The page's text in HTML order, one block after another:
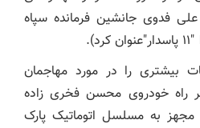
(هرچند در ۱۶ آذر، علی فدوی جانشین فرمانده سپاه
بیشتری را در مورد مهاجمان
راه خودروی محسن فخری زاده
به مسلسل اتوماتیک پارک